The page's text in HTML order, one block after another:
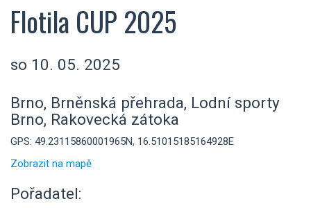
Flotila CUP 2025
so 10. 05. 2025
Brno, Brněnská přehrada, Lodní sporty
Brno, Rakovecká zátoka
GPS: 49.23115860001965N, 16.51015185164928E
Zobrazit na mapě
Pořadatel: